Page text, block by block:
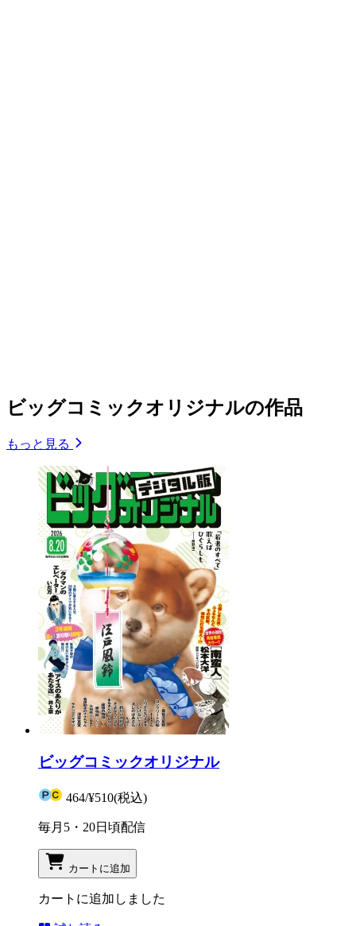
ビッグコミックオリジナルの作品
もっと見る
ビッグコミックオリジナル
464/¥510(税込)
毎月5・20日頃配信
カートに追加
カートに追加しました